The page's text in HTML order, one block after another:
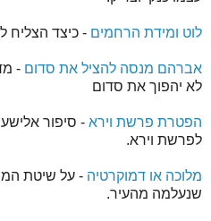
לוט ומידת הרחמים - כיצד הצליח
אברהם מנסה להציל את סדום -
לא יהפוך את סדום
הפטרת פרשת וירא - סיפור
לפרשת וירא.
מלוכה או דמוקרטיה - על שיטת
שנעלמה מהעיר.